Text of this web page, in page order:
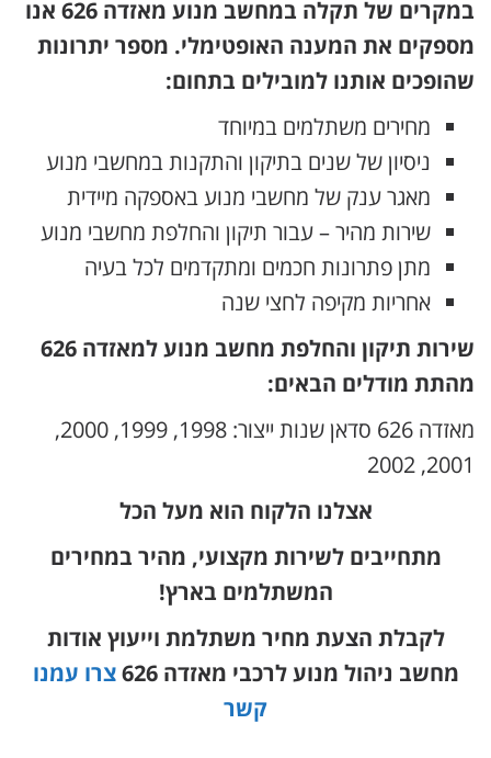
במקרים של תקלה במחשב מנוע מאזדה 626 אנו
מספקים את המענה האופטימלי. מספר יתרונות
שהופכים אותנו למובילים בתחום:
מחירים משתלמים במיוחד
ניסיון של שנים בתיקון והתקנות במחשבי מנוע
מאגר ענק של מחשבי מנוע באספקה מיידית
שירות מהיר – עבור תיקון והחלפת מחשבי מנוע
מתן פתרונות חכמים ומתקדמים לכל בעיה
אחריות מקיפה לחצי שנה
שירות תיקון והחלפת מחשב מנוע למאזדה 626
מהתת מודלים הבאים:
מאזדה 626 סדאן שנות ייצור: 1998, 1999, 2000,
2001, 2002
אצלנו הלקוח הוא מעל הכל
מתחייבים לשירות מקצועי, מהיר במחירים
המשתלמים בארץ!
לקבלת הצעת מחיר משתלמת וייעוץ אודות
מחשב ניהול מנוע לרכבי מאזדה 626
צרו עמנו
קשר